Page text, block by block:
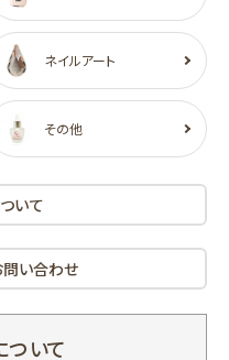
ネイルアート
その他
いて
い合わせ
ついて